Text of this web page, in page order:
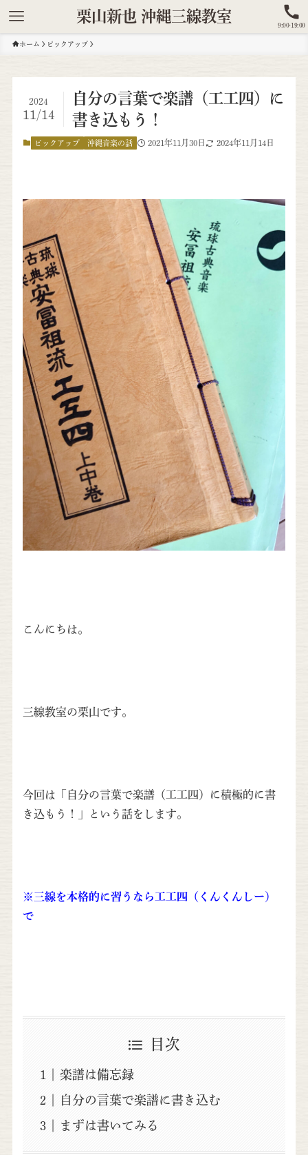
栗山新也 沖縄三線教室
9:00-19:00
ホーム ピックアップ
自分の言葉で楽譜（工工四）に
書き込もう！
2024
11/14
ピックアップ 沖縄音楽の話 2021年11月30日 2024年11月14日
こんにちは。
三線教室の栗山です。
今回は「自分の言葉で楽譜（工工四）に積極的に書
き込もう！」という話をします。
※三線を本格的に習うなら工工四（くんくんしー）
で
目次
楽譜は備忘録
自分の言葉で楽譜に書き込む
まずは書いてみる